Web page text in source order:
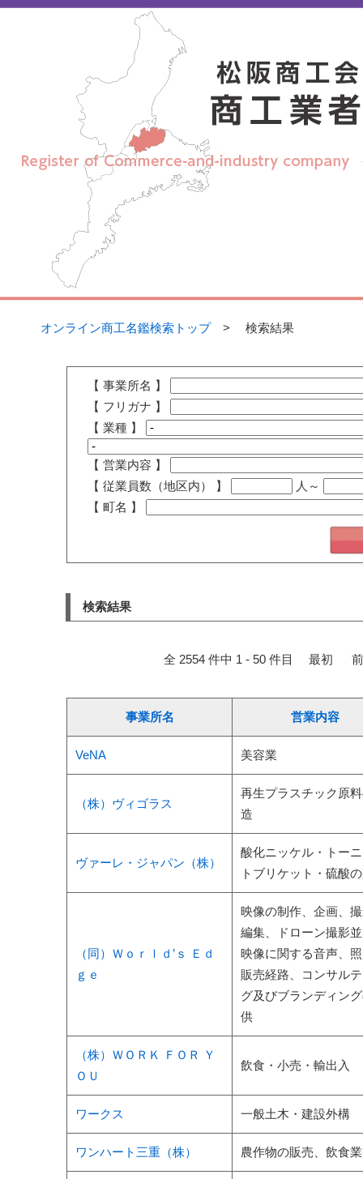
松阪商工会議所 オンライン商工名鑑】
オンライン商工名鑑検索トップ> 検索結果
【 事業所名 】
【 フリガナ 】
【 業種 】
【 営業内容 】
【 従業員数（地区内） 】
人～
【 町名 】
検索結果
全 2554 件中 1 - 50 件目 最初
事業所名 営業内容
VeNA 美容業
（株）ヴィゴラス
再生プラスチック原
造
ヴァーレ・ジャパン（株）
酸化ニッケル・トー
トブリケット・硫酸
（同）Ｗｏｒｌｄ’ｓ Ｅｄ
ｇｅ
映像の制作、企画、
編集、ドローン撮影
映像に関する音声、
販売経路、コンサル
グ及びブランディン
供
（株）ＷＯＲＫ ＦＯＲ Ｙ
ＯＵ
飲食・小売・輸出入
ワークス 一般土木・建設外構
ワンハート三重（株） 農作物の販売、飲食